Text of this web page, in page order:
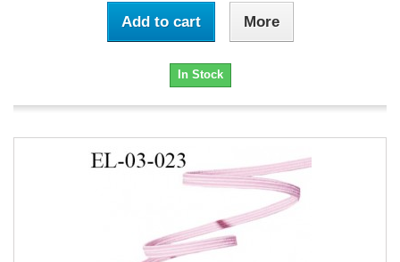
Add to cart More
In Stock